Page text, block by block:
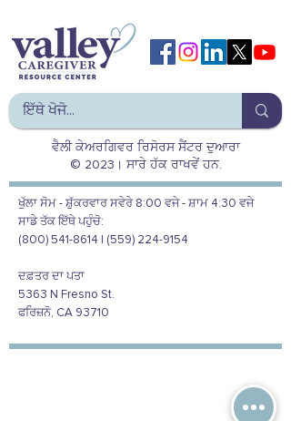
ਵੈਲੀ ਕੇਅਰਗਿਵਰ ਰਿਸੋਰਸ ਸੈਂਟਰ ਦੁਆਰਾ
© 2023। ਸਾਰੇ ਹੱਕ ਰਾਖਵੇਂ ਹਨ.
ਖੁੱਲਾ ਸੋਮ - ਸ਼ੁੱਕਰਵਾਰ ਸਵੇਰੇ 8:00 ਵਜੇ - ਸ਼ਾਮ 4:30 ਵਜੇ
ਸਾਡੇ ਤੱਕ ਇੱਥੇ ਪਹੁੰਚੋ:
(800) 541-8614 | (559) 224-9154
ਦਫ਼ਤਰ ਦਾ ਪਤਾ
5363 N Fresno St.
ਫਰਿਜ਼ਨੋ, CA 93710